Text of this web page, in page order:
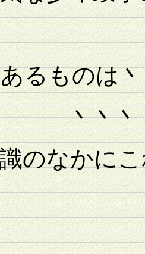
のは丶
丶
かにこれ